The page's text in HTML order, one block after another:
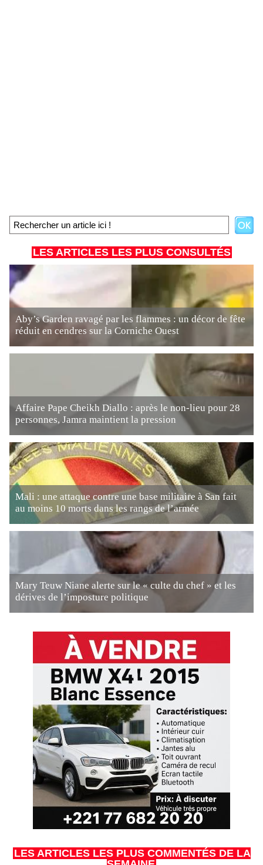
LES ARTICLES LES PLUS CONSULTÉS
Aby’s Garden ravagé par les flammes : un décor de fête
réduit en cendres sur la Corniche Ouest
Affaire Pape Cheikh Diallo : après le non-lieu pour 28
personnes, Jamra maintient la pression
Mali : une attaque contre une base militaire à San fait
au moins 10 morts dans les rangs de l’armée
Mary Teuw Niane alerte sur le « culte du chef » et les
dérives de l’imposture politique
LES ARTICLES LES PLUS COMMENTÉS DE LA